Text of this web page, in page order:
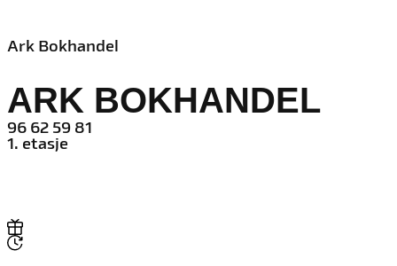
Ark Bokhandel
ARK BOKHANDEL
96 62 59 81
1. etasje